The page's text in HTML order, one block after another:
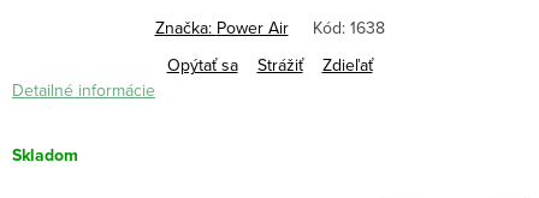
Detailné informácie
Skladom
Značka: Power Air Kód: 1638
Opýtať sa
Strážiť Zdieľať